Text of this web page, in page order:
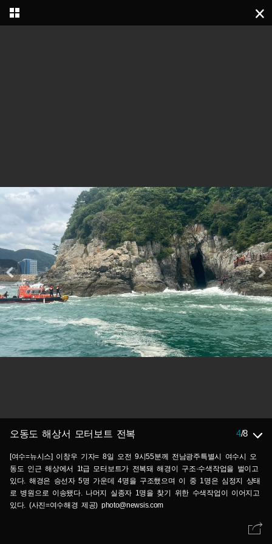
오동도 해상서 모터보트 전복 4/8
[여수=뉴시스] 이창우 기자= 8일 오전 9시55분께 전남광주특별시 여수시 오
동도 인근 해상에서 1t급 모터보트가 전복돼 해경이 구조·수색작업을 벌이고
있다. 해경은 승선자 5명 가운데 4명을 구조했으며 이 중 1명은 심정지 상태
로 병원으로 이송됐다. 나머지 실종자 1명을 찾기 위한 수색작업이 이어지고
있다. (사진=여수해경 제공) photo@newsis.com